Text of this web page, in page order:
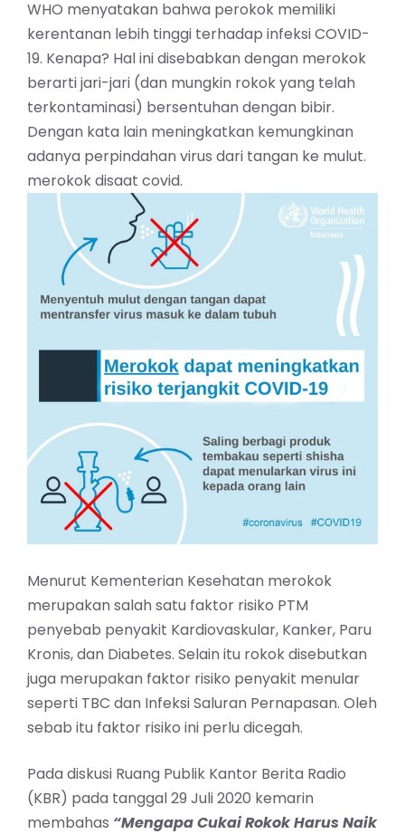
WHO menyatakan bahwa perokok memiliki
kerentanan lebih tinggi terhadap infeksi COVID-
19. Kenapa? Hal ini disebabkan dengan merokok
berarti jari-jari (dan mungkin rokok yang telah
terkontaminasi) bersentuhan dengan bibir.
Dengan kata lain meningkatkan kemungkinan
adanya perpindahan virus dari tangan ke mulut.
merokok disaat covid.
Menurut Kementerian Kesehatan merokok
merupakan salah satu faktor risiko PTM
penyebab penyakit Kardiovaskular, Kanker, Paru
Kronis, dan Diabetes. Selain itu rokok disebutkan
juga merupakan faktor risiko penyakit menular
seperti TBC dan Infeksi Saluran Pernapasan. Oleh
sebab itu faktor risiko ini perlu dicegah.
Pada diskusi Ruang Publik Kantor Berita Radio
(KBR) pada tanggal 29 Juli 2020 kemarin
membahas “Mengapa Cukai Rokok Harus Naik